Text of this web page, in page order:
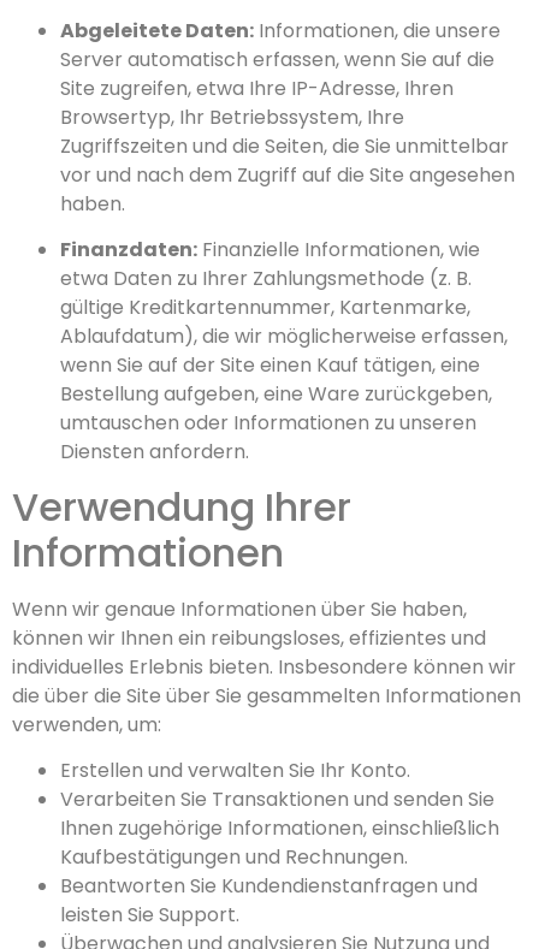
Abgeleitete Daten: Informationen, die unsere
Server automatisch erfassen, wenn Sie auf die
Site zugreifen, etwa Ihre IP-Adresse, Ihren
Browsertyp, Ihr Betriebssystem, Ihre
Zugriffszeiten und die Seiten, die Sie unmittelbar
vor und nach dem Zugriff auf die Site angesehen
haben.
Finanzdaten: Finanzielle Informationen, wie
etwa Daten zu Ihrer Zahlungsmethode (z. B.
gültige Kreditkartennummer, Kartenmarke,
Ablaufdatum), die wir möglicherweise erfassen,
wenn Sie auf der Site einen Kauf tätigen, eine
Bestellung aufgeben, eine Ware zurückgeben,
umtauschen oder Informationen zu unseren
Diensten anfordern.
Verwendung Ihrer
Informationen
Wenn wir genaue Informationen über Sie haben,
können wir Ihnen ein reibungsloses, effizientes und
individuelles Erlebnis bieten. Insbesondere können wir
die über die Site über Sie gesammelten Informationen
verwenden, um:
Erstellen und verwalten Sie Ihr Konto.
Verarbeiten Sie Transaktionen und senden Sie
Ihnen zugehörige Informationen, einschließlich
Kaufbestätigungen und Rechnungen.
Beantworten Sie Kundendienstanfragen und
leisten Sie Support.